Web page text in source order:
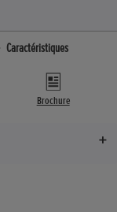
Caractéristiques
Brochure